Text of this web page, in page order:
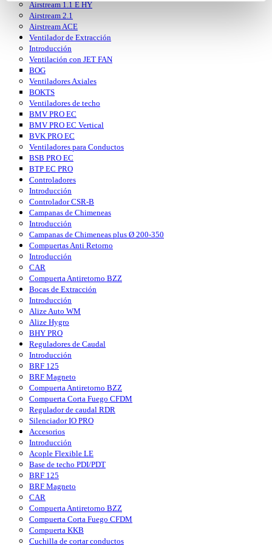
Airstream 1.1 E HY
Airstream 2.1
Airstream ACE
Ventilador de Extracción
Introducción
Ventilación con JET FAN
BOG
Ventiladores Axiales
BOKTS
Ventiladores de techo
BMV PRO EC
BMV PRO EC Vertical
BVK PRO EC
Ventiladores para Conductos
BSB PRO EC
BTP EC PRO
Controladores
Introducción
Controlador CSR-B
Campanas de Chimeneas
Introducción
Campanas de Chimeneas plus Ø 200-350
Compuertas Anti Retorno
Introducción
CAR
Compuerta Antiretorno BZZ
Bocas de Extracción
Introducción
Alize Auto WM
Alize Hygro
BHY PRO
Reguladores de Caudal
Introducción
BRF 125
BRF Magneto
Compuerta Antiretorno BZZ
Compuerta Corta Fuego CFDM
Regulador de caudal RDR
Silenciador IO PRO
Accesorios
Introducción
Acople Flexible LE
Base de techo PDI/PDT
BRF 125
BRF Magneto
CAR
Compuerta Antiretorno BZZ
Compuerta Corta Fuego CFDM
Compuerta KKB
Cuchilla de cortar conductos